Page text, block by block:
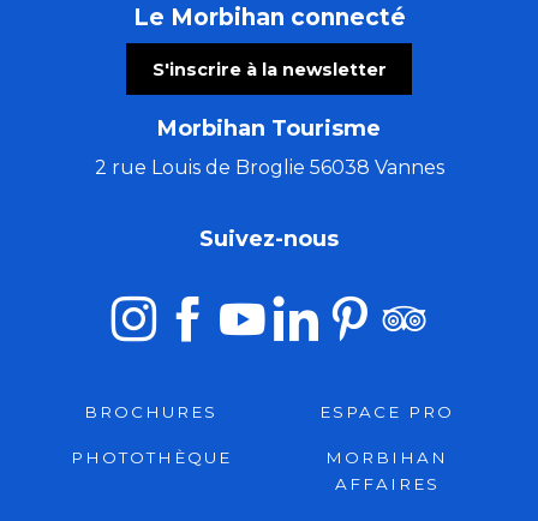
Le Morbihan connecté
S'inscrire à la newsletter
Morbihan Tourisme
2 rue Louis de Broglie 56038 Vannes
Suivez-nous
BROCHURES ESPACE PRO
PHOTOTHÈQUE
MORBIHAN
AFFAIRES